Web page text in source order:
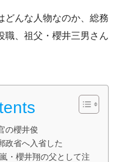
どんな人物なのか、総務
職、祖父・櫻井三男さん
の櫻井俊
政省へ入省した
・櫻井翔の父として注